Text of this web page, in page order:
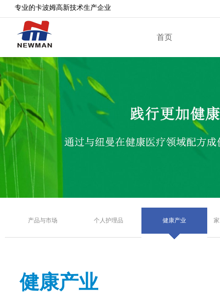
专业的卡波姆高新技术生产企业
首页
产品与市场 个人护理品 健康产业
健康产业